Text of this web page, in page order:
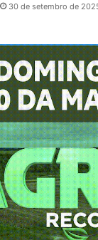
30 de setembro de